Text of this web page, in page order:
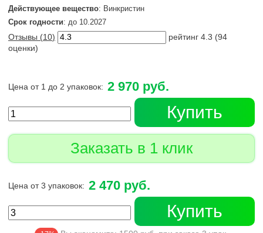
Действующее вещество: Винкристин
Срок годности: до 10.2027
Отзывы (10) рейтинг 4.3 (94
оценки)
Цена от 1 до 2 упаковок: 2 970 руб.
Купить
Заказать в 1 клик
Цена от 3 упаковок: 2 470 руб.
Купить